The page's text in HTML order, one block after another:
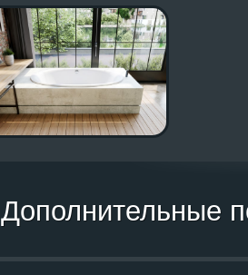
Дополнительные